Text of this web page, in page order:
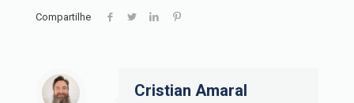
Compartilhe
Cristian Amaral